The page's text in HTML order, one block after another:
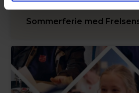
Sommerferie med